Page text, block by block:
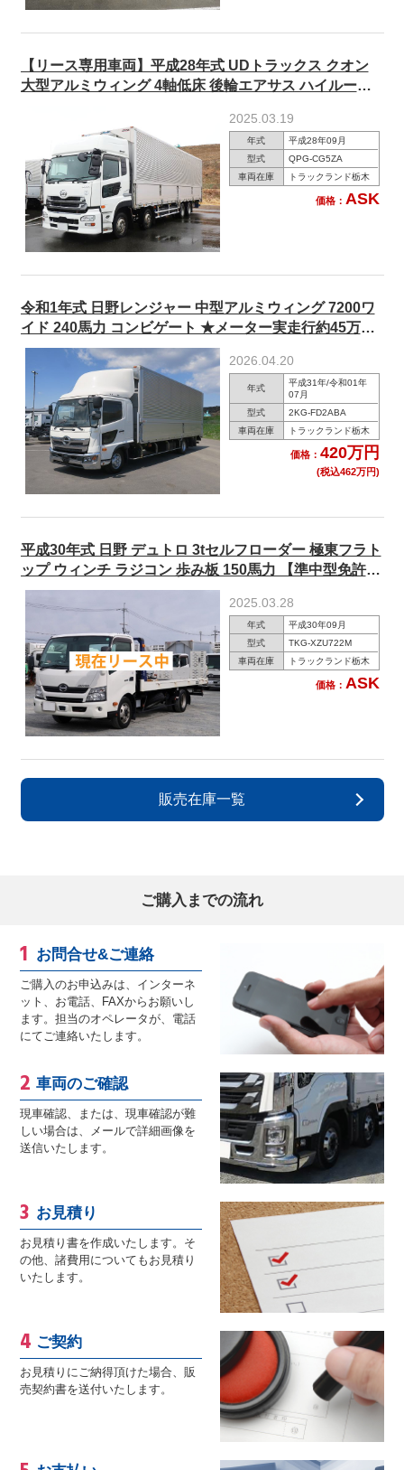
【リース専用車両】平成28年式 UDトラックス クオン
大型アルミウィング 4軸低床 後輪エアサス ハイルーフ
2025.03.19
年式
平成28年09月
型式
QPG-CG5ZA
車両在庫
トラックランド栃木
価格： ASK
令和1年式 日野レンジャー 中型アルミウィング 7200ワ
イド 240馬力 コンビゲート ★メーター実走行約45万
km★
2026.04.20
年式
平成31年/令和01年
07月
型式
2KG-FD2ABA
車両在庫
トラックランド栃木
価格： 420万円
(税込462万円)
平成30年式 日野 デュトロ 3tセルフローダー 極東フラト
ップ ウィンチ ラジコン 歩み板 150馬力 【準中型免許対
応 ※5t限定を除く】
2025.03.28
年式
平成30年09月
型式
TKG-XZU722M
車両在庫
トラックランド栃木
価格： ASK
販売在庫一覧
ご購入までの流れ
お問合せ&ご連絡
ご購入のお申込みは、インターネ
ット、お電話、FAXからお願いし
ます。担当のオペレータが、電話
にてご連絡いたします。
車両のご確認
現車確認、または、現車確認が難
しい場合は、メールで詳細画像を
送信いたします。
お見積り
お見積り書を作成いたします。そ
の他、諸費用についてもお見積り
いたします。
ご契約
お見積りにご納得頂けた場合、販
売契約書を送付いたします。